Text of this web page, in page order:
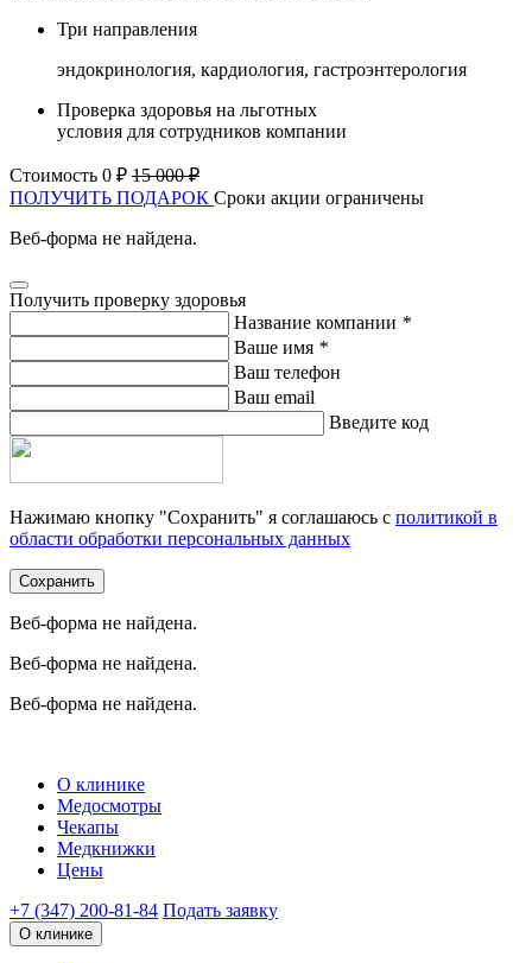
Три направления
эндокринология, кардиология, гастроэнтерология
Проверка здоровья на льготных
условия для сотрудников компании
Стоимость 0 ₽ 15 000 ₽
ПОЛУЧИТЬ ПОДАРОК Сроки акции ограничены
Веб-форма не найдена.
Получить проверку здоровья
Название компании *
Ваше имя *
Ваш телефон
Ваш email
Введите код
Нажимаю кнопку "Сохранить" я соглашаюсь с политикой в
области обработки персональных данных
Сохранить
Веб-форма не найдена.
Веб-форма не найдена.
Веб-форма не найдена.
О клинике
Медосмотры
Чекапы
Медкнижки
Цены
+7 (347) 200-81-84 Подать заявку
О клинике